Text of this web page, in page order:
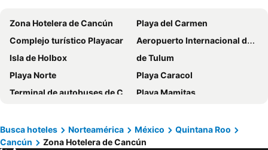
Aloft by Marriott Cancun
Devossion By Live Aqua Celebration Resort & Spa Isla Mujeres
Hotel Imperial Laguna Faranda Cancún
Ixchel Beach Hotel
Temptation Cancun Resort - All Inclusive - Adults Only
Aquamarina Beach Hotel
Hotel y Museo Casa Turquesa
Four Points by Sheraton Cancun Centro
Hotel Posada del Mar
Le Blanc Spa Resort Cancun - Adults Only - All-Inclusive
Oh! Cancun The Urban Oasis & Beach Club
City Express Junior by Marriott Cancun
Hotel Plaza Caribe
City Express by Marriott Cancun Aeropuerto
Zona Hotelera de Cancún
Playa del Carmen
Complejo turístico Playacar
Aeropuerto Internacional de Cancún
Isla de Holbox
de Tulum
Playa Norte
Playa Caracol
Terminal de autobuses de Cancún
Playa Mamitas
Discoteca CoCo Bongo
Bulevar Kukulcán
Cancún Travel Mart & Mexico Summit
Playa Paraíso
Busca hoteles Norteamérica México
Quintana Roo
Cancún
Zona Hotelera de Cancún